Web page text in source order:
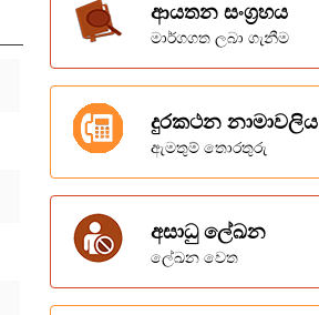
ආයතන සංග්‍රහය
මාර්ගගත ලබා ගැනීම
දුරකථන නාමාවලිය
ඇමතුම් තොරතුරු
අසාධු ලේඛන
ලේඛන වෙත